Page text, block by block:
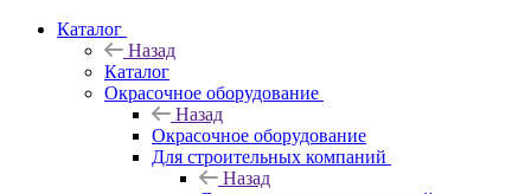
Каталог
Назад
Каталог
Окрасочное оборудование
Назад
Окрасочное оборудование
Для строительных компаний
Назад